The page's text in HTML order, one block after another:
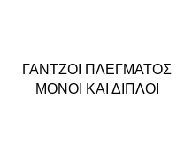
ΓΑΝΤΖΟΙ ΠΛΕΓΜΑΤΟΣ
ΜΟΝΟΙ ΚΑΙ ΔΙΠΛΟΙ